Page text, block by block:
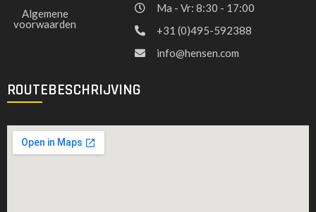
Algemene
voorwaarden
Ma - Vr: 8:30 - 17:00
+31 (0)495-592388
info@hensen.com
ROUTEBESCHRIJVING